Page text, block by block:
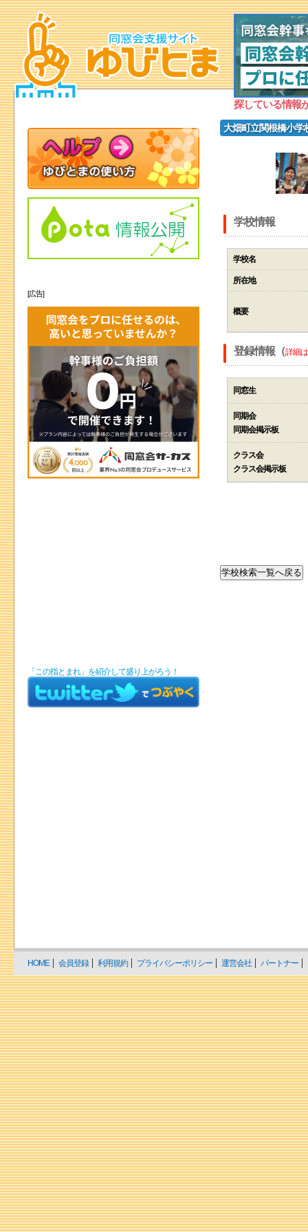
探している情報
大畑町立関根橋小学
学校情報
学校名
所在地
概要
登録情報（詳細
同窓生
同期会
同期会掲示板
クラス会
クラス会掲示板
[広告]
「この指とまれ」を紹介して盛り上がろう！
HOME 会員登録 利用規約 プライバシーポリシー 運営会社 パートナー